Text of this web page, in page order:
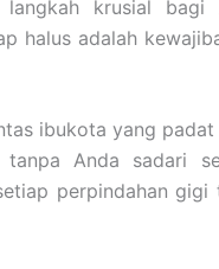
krusial bagi
halus adalah
ibukota yang
tanpa Anda sadari
perpindahan